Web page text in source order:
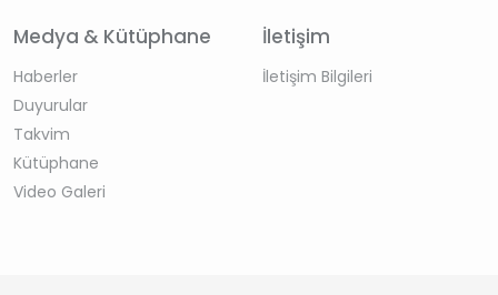
Medya & Kütüphane
Haberler
Duyurular
Takvim
Kütüphane
Video Galeri
İletişim
İletişim Bilgileri